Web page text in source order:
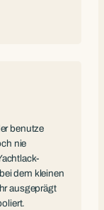
benutze
nie
dem kleinen
ausgeprägt